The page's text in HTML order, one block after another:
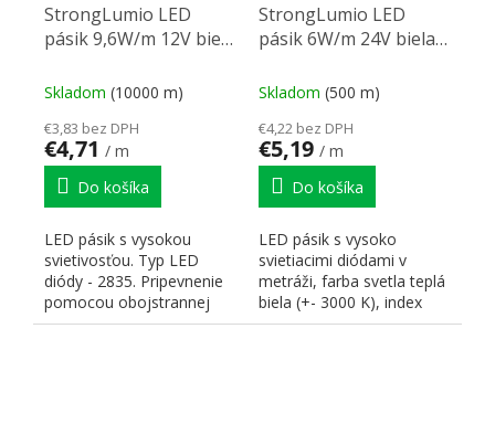
StrongLumio LED
pásik 9,6W/m 12V biela
Skladom (10000 m)
€3,83 bez DPH
€4,71 / m
Do košíka
LED pásik s vysokou
svietivosťou. Typ LED
diódy - 2835. Pripevnenie
pomocou obojstrannej
lepiacej pásky 3 M. Farba...
StrongLumio LED
pásik 6W/m 24V biela
Skladom (500 m)
€4,22 bez DPH
€5,19 / m
Do košíka
LED pásik s vysoko
svietiacimi diódami v
metráži, farba svetla teplá
biela (+- 3000 K), index
podania farieb (CRI)...